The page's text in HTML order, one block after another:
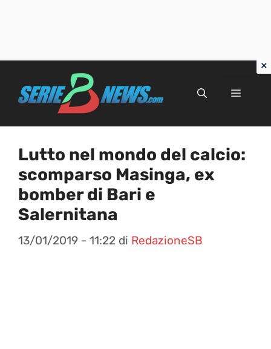
Menu
Lutto nel mondo del calcio:
scomparso Masinga, ex
bomber di Bari e
Salernitana
13/01/2019 - 11:22 di RedazioneSB